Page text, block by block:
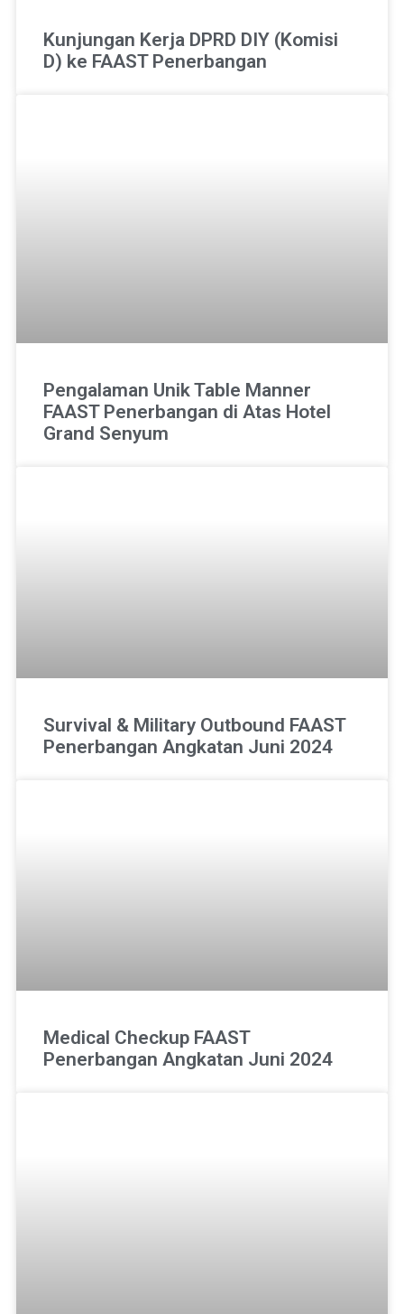
Kunjungan Kerja DPRD DIY (Komisi
D) ke FAAST Penerbangan
Pengalaman Unik Table Manner
FAAST Penerbangan di Atas Hotel
Grand Senyum
Survival & Military Outbound FAAST
Penerbangan Angkatan Juni 2024
Medical Checkup FAAST
Penerbangan Angkatan Juni 2024